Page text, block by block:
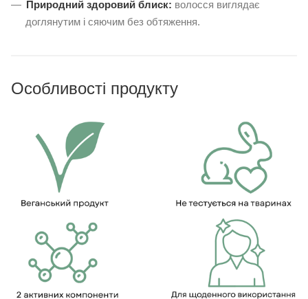
Природний здоровий блиск: волосся виглядає
доглянутим і сяючим без обтяження.
Особливості продукту